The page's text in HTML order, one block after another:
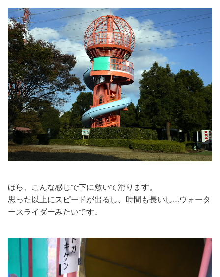
ほら、こんな感じで下に敷いて滑ります。
思った以上にスピードが出るし、時間も長いし…ウォータ
ースライダーみたいです。